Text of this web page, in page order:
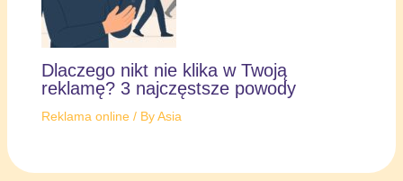
Dlaczego nikt nie klika w Twoją
reklamę? 3 najczęstsze powody
Reklama online/ ByAsia